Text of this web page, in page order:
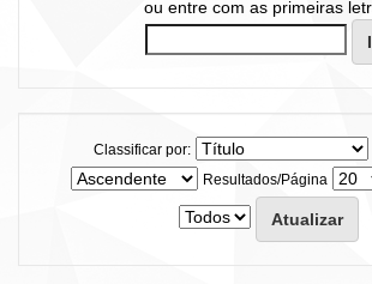
ou entre com as primeiras
Classificar por:
Resultados/Página